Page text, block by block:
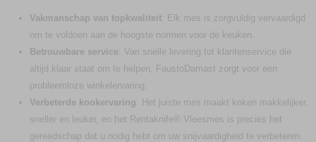
Vakmanschap van topkwaliteit: Elk mes is zorgvuldig vervaardigd
om te voldoen aan de hoogste normen voor de keuken.
Betrouwbare service: Van snelle levering tot klantenservice die
altijd klaar staat om te helpen, FaustoDamast zorgt voor een
probleemloze winkelervaring.
Verbeterde kookervaring: Het juiste mes maakt koken makkelijker,
sneller en leuker, en het Rentaknife® Vleesmes is precies het
gereedschap dat u nodig hebt om uw snijvaardigheid te verbeteren.